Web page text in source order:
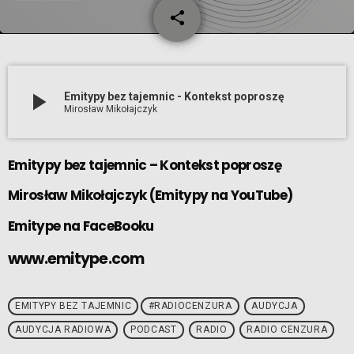
share
email
play_arrow Emitypy bez tajemnic - Kontekst poproszę
Mirosław Mikołajczyk
Emitypy bez tajemnic – Kontekst poproszę
Mirosław Mikołajczyk(Emitypy na YouTube)
Emitype na FaceBooku
www.emitype.com
EMITYPY BEZ TAJEMNIC #RADIOCENZURA AUDYCJA
AUDYCJA RADIOWA PODCAST RADIO RADIO CENZURA